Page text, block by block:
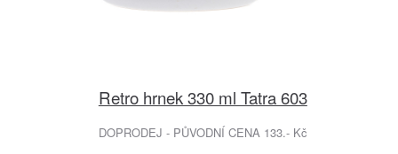
Retro hrnek 330 ml Tatra 603
DOPRODEJ - PŮVODNÍ CENA 133.- Kč